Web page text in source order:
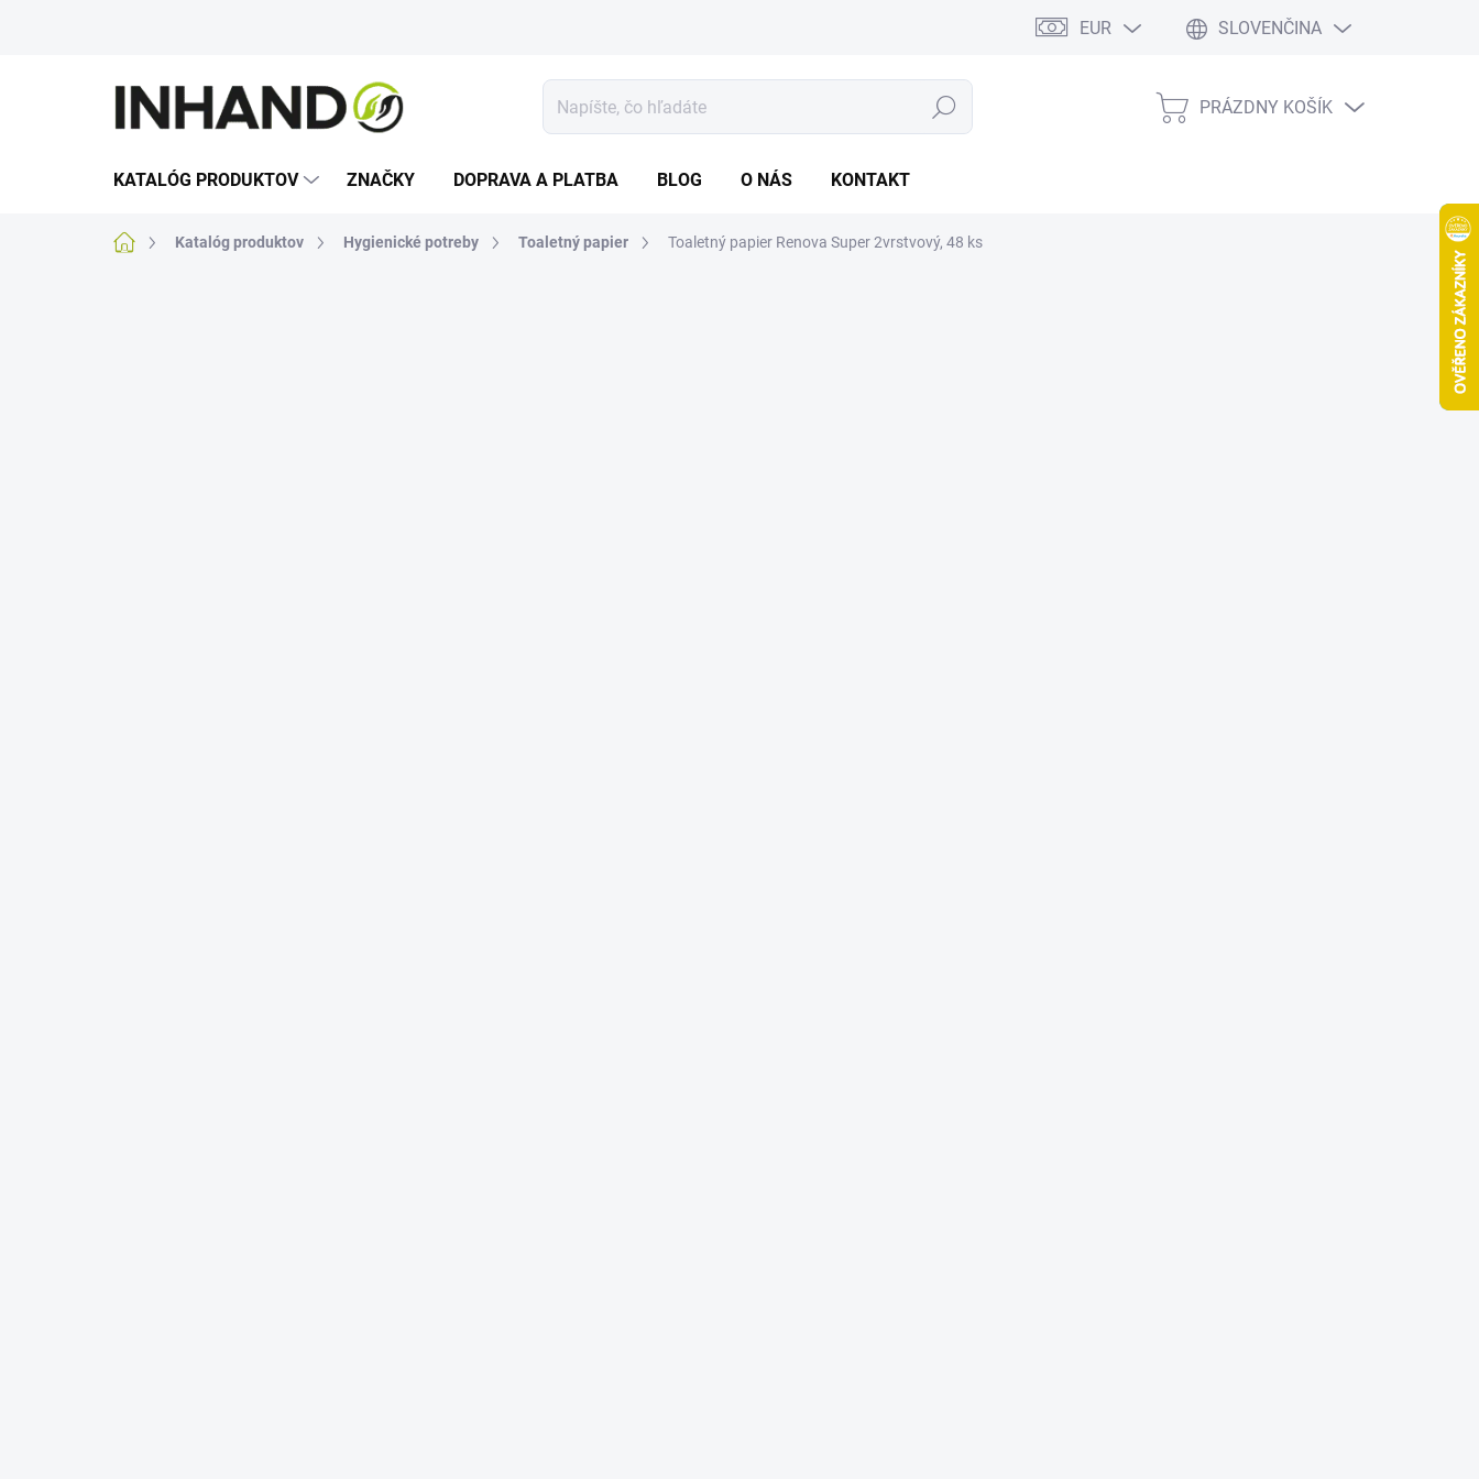
EUR SLOVENČINA
Hľadať
NÁKUPNÝ
PRÁZDNY KOŠÍK
KATALÓG PRODUKTOV ZNAČKY DOPRAVA A PLATBA BLOG O NÁS KONTAKT
DomovKatalóg produktov Hygienické potreby Toaletný papier Toaletný papier Renova Super 2vrstvový, 48 ks